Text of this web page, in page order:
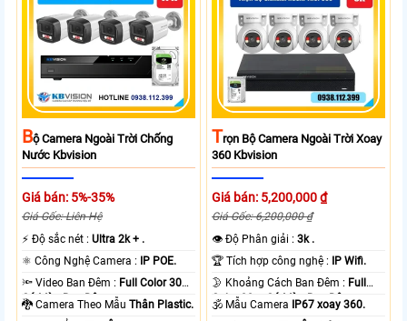
BỘ Camera Ngoài Trời Chống
Nước Kbvision
Giá bán: 5%-35%
Giá Gốc: Liên Hệ
️⚡ Độ sắc nét :Ultra 2k + .
⚛️ Công Nghệ Camera : IP POE.
🔦 Video Ban Đêm : Full Color 30m
Có Màu Ban Ðêm.
🐉️ Camera Theo MẫuThân Plastic.
TRọn Bộ Camera Ngoài Trời Xoay
360 Kbvision
Giá bán: 5,200,000 ₫
Giá Gốc: 6,200,000 ₫
👁 Độ Phân giải :3k .
🏆 Tích hợp công nghệ : IP Wifi.
🌛 Khoảng Cách Ban Đêm : Full
Color 30m Có Màu Ban Ðêm.
🕉️ Mẫu Camera IP67 xoay 360.